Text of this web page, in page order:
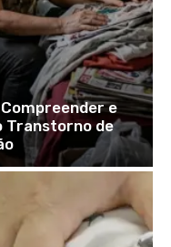
e
Transtorno de